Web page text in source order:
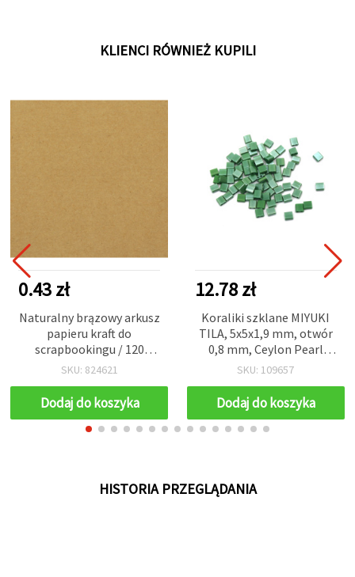
KLIENCI RÓWNIEŻ KUPILI
0.43 zł
Naturalny brązowy arkusz
papieru kraft do
scrapbookingu / 120
g/m², A4 (21 x 29,7 cm) – 1
SKU: 824621
Dodaj do koszyka
12.78 zł
Koraliki szklane MIYUKI
TILA, 5x5x1,9 mm, otwór
0,8 mm, Ceylon Pearl
Green, 4 g (ok. 41 szt.)
SKU: 109657
Dodaj do koszyka
HISTORIA PRZEGLĄDANIA